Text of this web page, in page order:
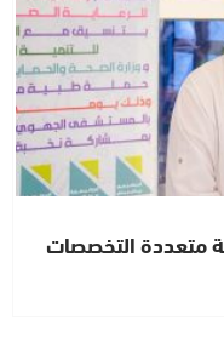
متعددة التخصصات